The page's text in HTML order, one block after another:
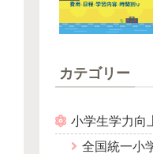
カテゴリー
小学生学力向
全国統一小